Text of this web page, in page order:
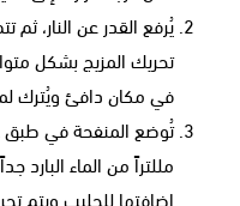
يُرفع القدر عن النار،
تحريك المزيج بشكل
في مكان دافئ ويُترك
مللتراً من الماء البارد
إضافتها للحليب ويتم